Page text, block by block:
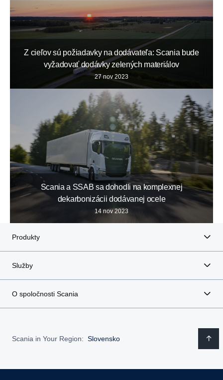
Z cieľov sú požiadavky na dodávateľa: Scania bude
vyžadovať dodávky zelených materiálov
27 nov 2023
Scania a SSAB sa dohodli na komplexnej
dekarbonizácii dodávanej ocele
14 nov 2023
Produkty
Služby
O spoločnosti Scania
Scania in Your Region: Slovensko